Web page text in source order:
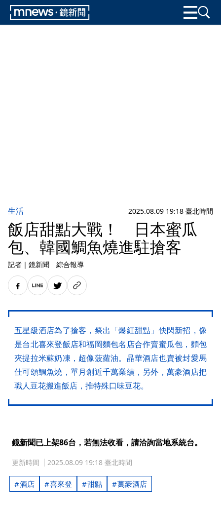
生活 2025.08.09 19:18 臺北時間
飯店甜點大戰！ 日本蜜瓜
包、韓國鯛魚燒進駐搶客
記者 ｜ 鏡新聞 綜合報導
五星級酒店為了搶客，祭出「爆紅甜點」快閃新招，像
是台北喜來登飯店和福岡麵包名店合作賣蜜瓜包，麵包
夾提拉米蘇奶凍，超像菠蘿油。晶華酒店也賣被封愛馬
仕可頌鯛魚燒，單月創近千萬業績，另外，萬豪酒店把
職人豆花搬進飯店，推特殊口味豆花。
鏡新聞已上架86台，若無法收看，請洽詢當地系統台。
更新時間 2025.08.09 19:18 臺北時間
酒店 喜來登 甜點 萬豪酒店